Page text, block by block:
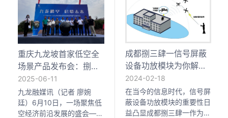
同作为国内企业界特邀代表
出席本次活动，现场与多国
驻华使节、各行业领军人士
共话文化交流与产业合作机
遇。
共同出席，见证这一承载战
略升级与产业抱负的关键时
刻。
重庆九龙坡首家低空全
场景产品发布会：捌三
肆一携创新技术助力低
空安全
2025-06-11
九龙融媒讯（记者 廖婉
廷）6月10日，一场聚焦低
空经济前沿发展的盛会——
成都捌三肆一信号屏蔽
设备功放模块为你解答
更多专业问题
2024-02-18
在当今的信息时代，信号屏
蔽设备功放模块的重要性日
益凸显成都捌三肆一作为专